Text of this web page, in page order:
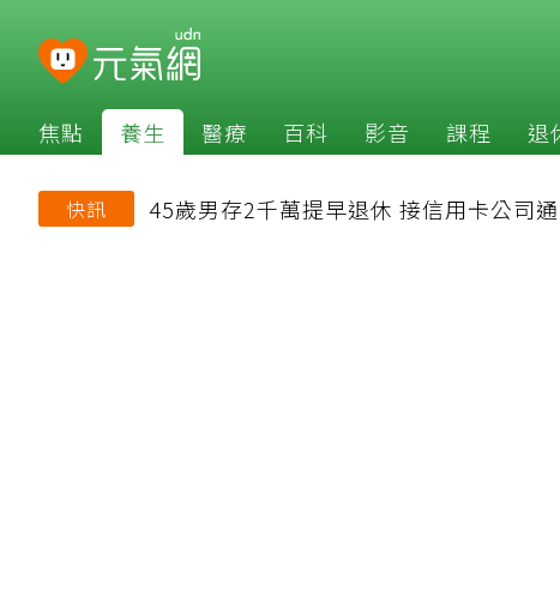
焦點 養生 醫療 百科 影音 課程 退
快訊 45歲男存2千萬提早退休 接信用卡公司